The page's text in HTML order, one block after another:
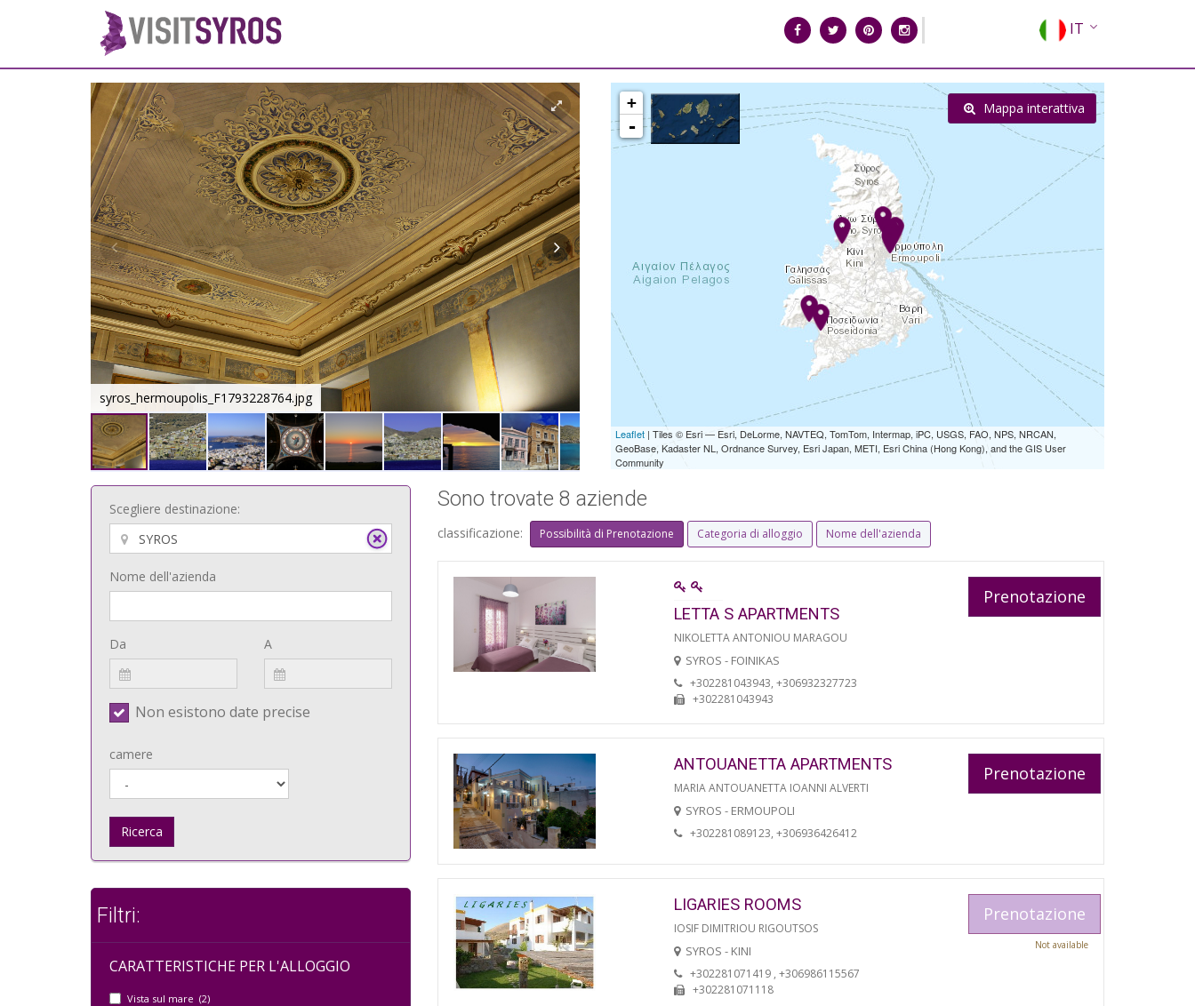
IT
EN
EL
RU
syros_hermoupolis_F1793228764.jpg syros_vaporia_F268133321.jpg
+
-
Leaflet | Tiles © Esri — Esri, DeLorme, NAVTEQ, TomTom, Intermap, iPC, USGS, FAO, NPS, NRCAN,
GeoBase, Kadaster NL, Ordnance Survey, Esri Japan, METI, Esri China (Hong Kong), and the GIS User
Community
Mappa interattiva
Scegliere destinazione:
Nome dell'azienda
Da A
Non esistono date precise
camere
Ricerca
Filtri:
CARATTERISTICHE PER L'ALLOGGIO
Vista sul mare (2)
Sono trovate 8 aziende
classificazione: Possibilità di Prenotazione Categoria di alloggio Nome dell'azienda
LETTA S APARTMENTS
NIKOLETTA ANTONIOU MARAGOU
SYROS - FOINIKAS
+302281043943, +306932327723
+302281043943
Prenotazione
ANTOUANETTA APARTMENTS
MARIA ANTOUANETTA IOANNI ALVERTI
SYROS - ERMOUPOLI
+302281089123, +306936426412
Prenotazione
LIGARIES ROOMS
IOSIF DIMITRIOU RIGOUTSOS
SYROS - KINI
+302281071419 , +306986115567
+302281071118
Prenotazione
Not available